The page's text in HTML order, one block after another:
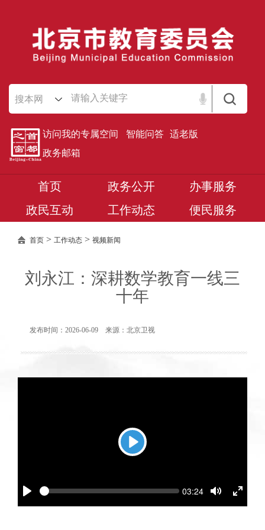
搜本网
访问我的专属空间 智能问答 适老版
政务邮箱
首页 政务公开
办事服务
政民互动
工作动态 便民服务
首页 > 工作动态 > 视频新闻
刘永江：深耕数学教育一线三
十年
发布时间：2026-06-09 来源：北京卫视
Play
Seek Current
03:24
Mute